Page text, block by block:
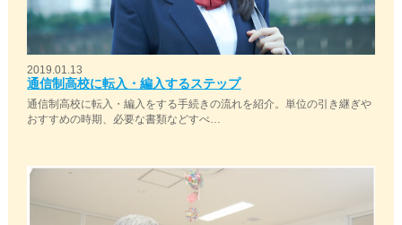
2019.01.13
通信制高校に転入・編入するステップ
通信制高校に転入・編入をする手続きの流れを紹介。単位の引き継ぎや
おすすめの時期、必要な書類などすべ…